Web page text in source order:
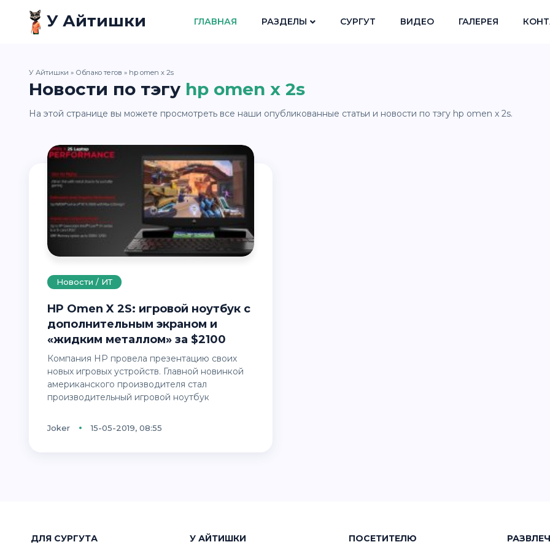
У Айтишки ГЛАВНАЯ РАЗДЕЛЫ СУРГУТ ВИДЕО ГАЛЕРЕЯ
У Айтишки » Облако тегов » hp omen x 2s
Новости по тэгу hp omen x 2s
На этой странице вы можете просмотреть все наши опубликованные статьи и новости по тэгу hp omen x 2s.
Новости / ИТ
HP Omen X 2S: игровой ноутбук с
дополнительным экраном и
«жидким металлом» за $2100
Компания HP провела презентацию своих
новых игровых устройств. Главной новинкой
американского производителя стал
производительный игровой ноутбук
Joker 15-05-2019, 08:55
ДЛЯ СУРГУТА У АЙТИШКИ ПОСЕТИТЕЛЮ